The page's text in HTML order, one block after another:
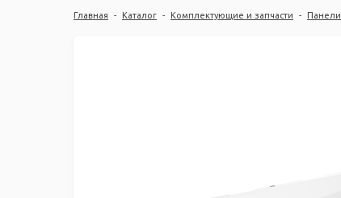
Главная - Каталог - Комплектующие и запчасти - Панели